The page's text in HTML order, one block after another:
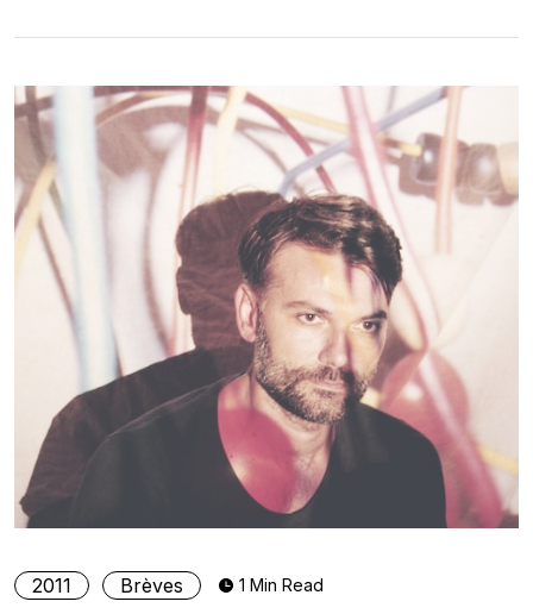
2011 Brèves 1 Min Read